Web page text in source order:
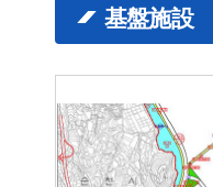
基盤施設